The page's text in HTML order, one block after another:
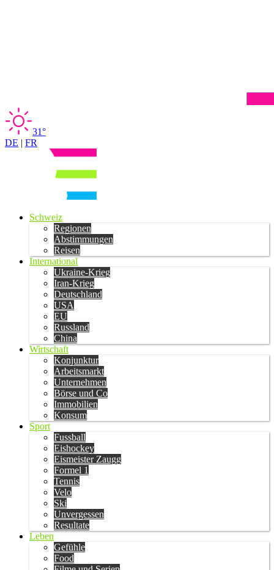
31°
DE | FR
Schweiz
Regionen
Abstimmungen
Reisen
International
Ukraine-Krieg
Iran-Krieg
Deutschland
USA
EU
Russland
China
Wirtschaft
Konjunktur
Arbeitsmarkt
Unternehmen
Börse und Co
Immobilien
Konsum
Sport
Fussball
Eishockey
Eismeister Zaugg
Formel 1
Tennis
Velo
Ski
Unvergessen
Resultate
Leben
Gefühle
Food